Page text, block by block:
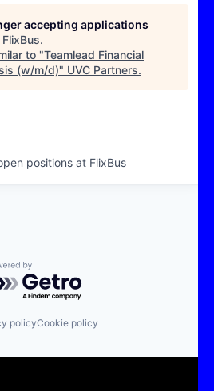
accepting applications
FlixBus.
to "Teamlead Financial
(w/m/d)" UVC Partners.
positions at FlixBus
by Getro.com
policyCookie policy